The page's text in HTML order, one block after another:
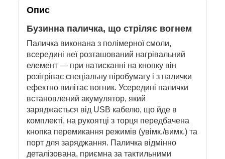
Опис
Бузинна паличка, що стріляє вогнем
Паличка виконана з полімерної смоли,
всередині неї розташований нагрівальний
елемент — при натисканні на кнопку він
розігріває спеціальну піробумагу і з палички
ефектно вилітає вогник. Усередині палички
встановлений акумулятор, який
заряджається від USB кабелю, що йде в
комплекті, на рукоятці з торця передбачена
кнопка перемикання режимів (увімк./вимк.) та
порт для заряджання. Паличка відмінно
деталізована, приємна за тактильними